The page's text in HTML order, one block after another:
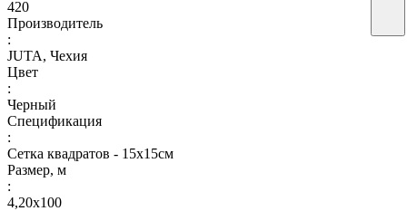
420
Производитель
:
JUTA, Чехия
Цвет
:
Черный
Спецификация
:
Сетка квадратов - 15х15см
Размер, м
:
4,20х100